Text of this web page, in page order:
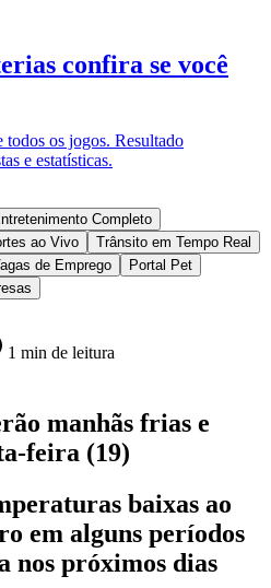
BarueriAlphaville
Chácaras Marco
Cidades da
NovoFazenda
Jardim BelvalJardim
dos Camargos
IracemaJardim Itaquiti Jardim
confira se você
os jogos. Resultado
e estatísticas.
Completo
ao Vivo
Trânsito em Tempo Real
de Emprego
Portal Pet
1 min de leitura
manhãs frias e
feira (19)
baixas ao
em alguns períodos
nos próximos dias